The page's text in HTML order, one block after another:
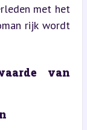
met het
rijk wordt
van